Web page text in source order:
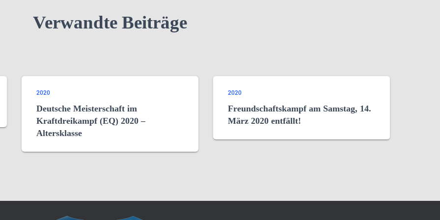
Verwandte Beiträge
2020
Deutsche Meisterschaft im
Kraftdreikampf (EQ) 2020 –
Altersklasse
2020
Freundschaftskampf am Samstag, 14.
März 2020 entfällt!